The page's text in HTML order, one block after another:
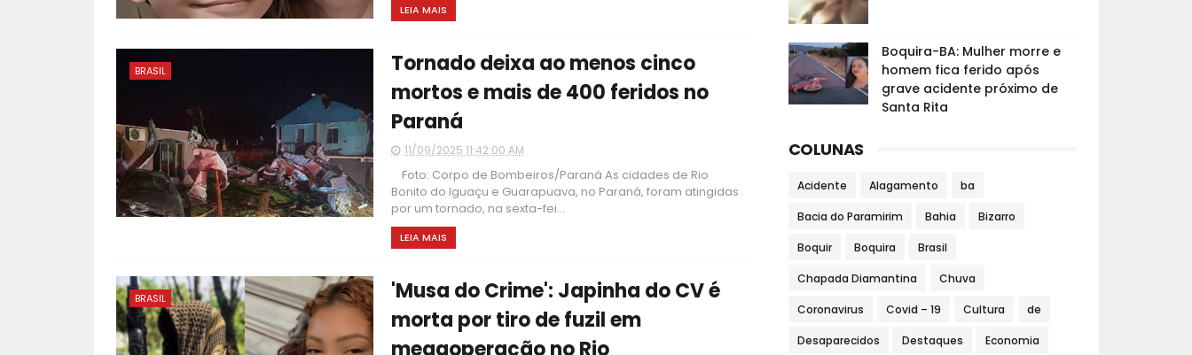
LEIA MAIS
BRASIL
Tornado deixa ao menos cinco
mortos e mais de 400 feridos no
Paraná
11/09/2025 11:42:00 AM
Foto: Corpo de Bombeiros/Paraná As cidades de Rio
Bonito do Iguaçu e Guarapuava, no Paraná, foram atingidas
por um tornado, na sexta-fei...
LEIA MAIS
BRASIL
'Musa do Crime': Japinha do CV é
morta por tiro de fuzil em
Boquira-BA: Mulher morre e
homem fica ferido após
grave acidente próximo de
Santa Rita
COLUNAS
Acidente Alagamento ba
Bacia do Paramirim Bahia Bizarro
Boquir Boquira Brasil
Chapada Diamantina Chuva
Coronavirus Covid – 19 Cultura de
Desaparecidos Destaques Economia